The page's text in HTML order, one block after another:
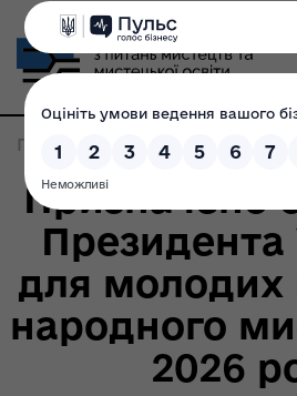
Головна Записи по метке:
Призначено
Президента
для молодих
народного
2026